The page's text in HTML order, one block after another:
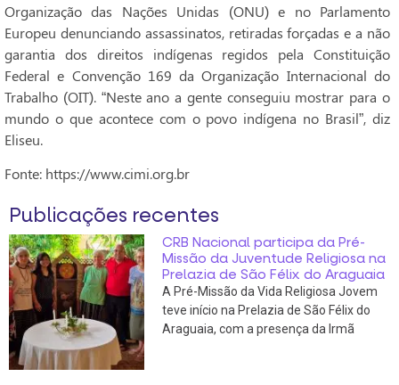
Organização das Nações Unidas (ONU) e no Parlamento
Europeu denunciando assassinatos, retiradas forçadas e a não
garantia dos direitos indígenas regidos pela Constituição
Federal e Convenção 169 da Organização Internacional do
Trabalho (OIT). “Neste ano a gente conseguiu mostrar para o
mundo o que acontece com o povo indígena no Brasil”, diz
Eliseu.
Fonte: https://www.cimi.org.br
Publicações recentes
CRB Nacional participa da Pré-
Missão da Juventude Religiosa na
Prelazia de São Félix do Araguaia
A Pré-Missão da Vida Religiosa Jovem
teve início na Prelazia de São Félix do
Araguaia, com a presença da Irmã